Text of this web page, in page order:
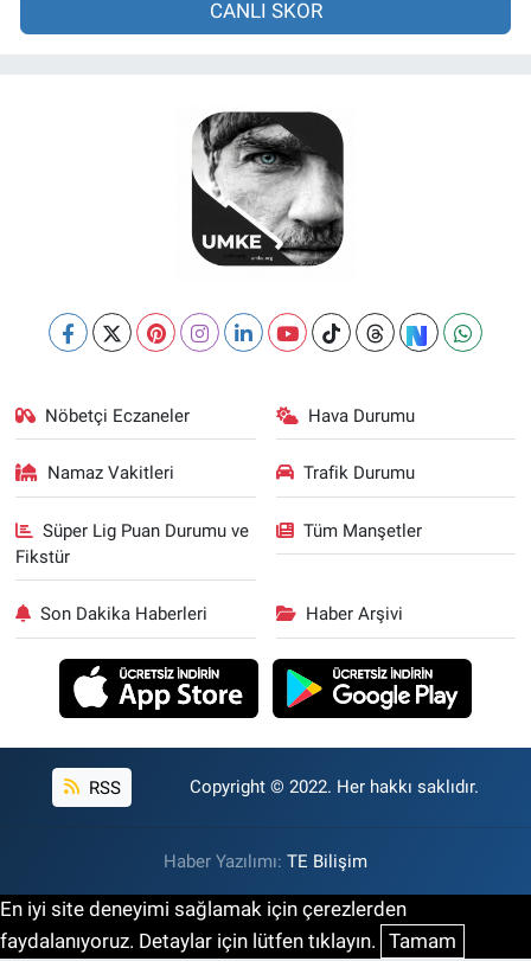
CANLI SKOR
Nöbetçi Eczaneler Hava Durumu
Namaz Vakitleri Trafik Durumu
Süper Lig Puan Durumu ve
Fikstür
Tüm Manşetler
Son Dakika Haberleri Haber Arşivi
RSS Copyright © 2022. Her hakkı saklıdır.
Haber Yazılımı: TE Bilişim
En iyi site deneyimi sağlamak için çerezlerden
faydalanıyoruz. Detaylar için lütfen tıklayın. Tamam